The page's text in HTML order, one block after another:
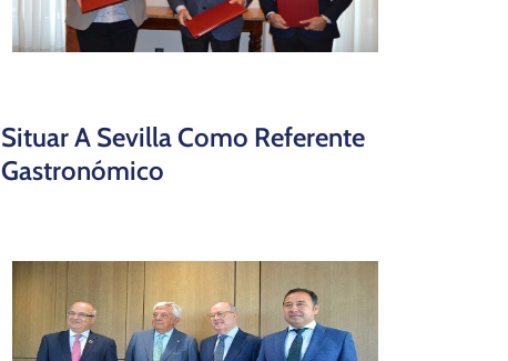
Situar A Sevilla Como Referente
Gastronómico